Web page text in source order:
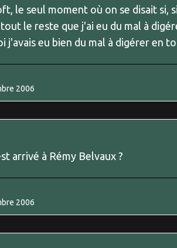
le seul moment où on se disait si,
le reste que j'ai eu du mal à
j'avais eu bien du mal à digérer en
2006
arrivé à Rémy Belvaux ?
2006